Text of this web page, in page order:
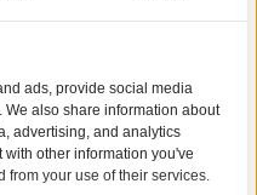
ads, provide social media
also share information about
advertising, and analytics
other information you've
from your use of their services.